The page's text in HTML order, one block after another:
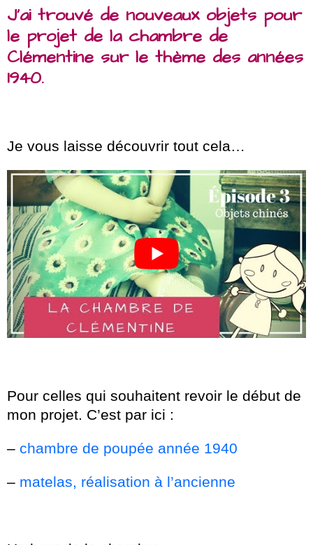
J’ai trouvé de nouveaux objets pour
le projet de la chambre de
Clémentine sur le thème des années
1940.
Je vous laisse découvrir tout cela…
Pour celles qui souhaitent revoir le début de
mon projet. C’est par ici :
– chambre de poupée année 1940
– matelas, réalisation à l’ancienne